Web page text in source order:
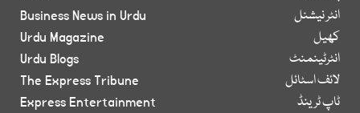
انٹر نیشنل
کھیل
انٹرٹینمنٹ
لائف اسٹائل
ٹاپ ٹرینڈ
Business News in Urdu
Urdu Magazine
Urdu Blogs
The Express Tribune
Express Entertainment